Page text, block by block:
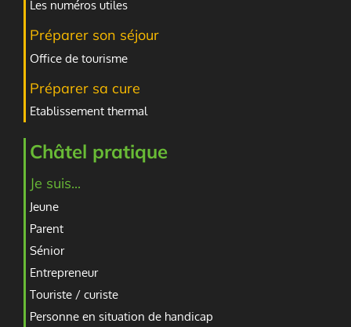
Les numéros utiles
Préparer son séjour
Office de tourisme
Préparer sa cure
Etablissement thermal
Châtel pratique
Je suis...
Jeune
Parent
Sénior
Entrepreneur
Touriste / curiste
Personne en situation de handicap